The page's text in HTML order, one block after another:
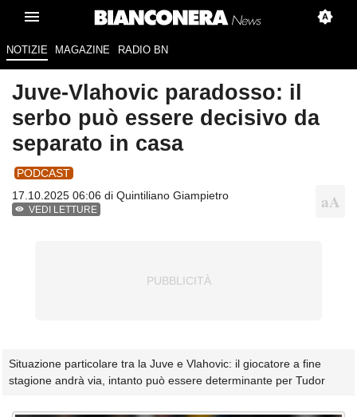
NOTIZIE MAGAZINE RADIO BN
Juve-Vlahovic paradosso: il
serbo può essere decisivo da
separato in casa
PODCAST
17.10.2025 06:06 di Quintiliano Giampietro
VEDI LETTURE
Situazione particolare tra la Juve e Vlahovic: il giocatore a fine
stagione andrà via, intanto può essere determinante per Tudor